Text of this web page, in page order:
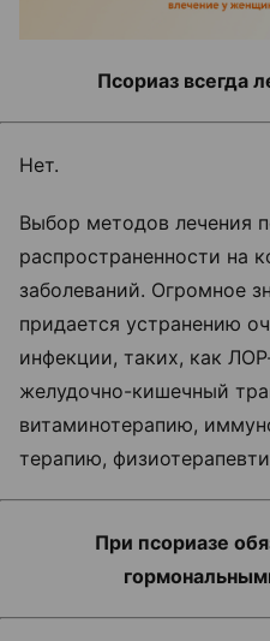
Псориаз всегда
Нет.
Выбор методов лечения
распространенности на
заболеваний. Огромное
придается устранению
инфекции, таких, как
желудочно-кишечный
витаминотерапию,
терапию,
При псориазе